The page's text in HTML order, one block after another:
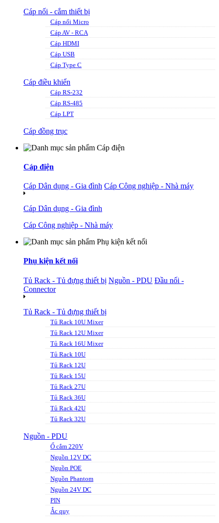
Cáp nối - cắm thiết bị
Cáp nối Micro
Cáp AV - RCA
Cáp HDMI
Cáp USB
Cáp Type C
Cáp điều khiển
Cáp RS-232
Cáp RS-485
Cáp LPT
Cáp đồng trục
Cáp điện
Cáp Dân dụng - Gia đình Cáp Công nghiệp - Nhà máy
Cáp Dân dụng - Gia đình
Cáp Công nghiệp - Nhà máy
Phụ kiện kết nối
Tủ Rack - Tủ đựng thiết bị Nguồn - PDU Đầu nối -
Connector
Tủ Rack - Tủ đựng thiết bị
Tủ Rack 10U Mixer
Tủ Rack 12U Mixer
Tủ Rack 16U Mixer
Tủ Rack 10U
Tủ Rack 12U
Tủ Rack 15U
Tủ Rack 27U
Tủ Rack 36U
Tủ Rack 42U
Tủ Rack 32U
Nguồn - PDU
Ổ cắm 220V
Nguồn 12V DC
Nguồn POE
Nguồn Phantom
Nguồn 24V DC
PIN
Ắc quy